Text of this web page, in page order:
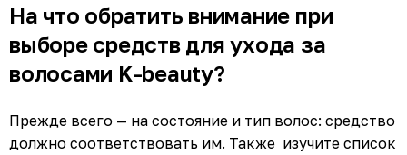
На что обратить внимание при
выборе средств для ухода за
волосами K-beauty?
Прежде всего — на состояние и тип волос: средство
должно соответствовать им. Также изучите список